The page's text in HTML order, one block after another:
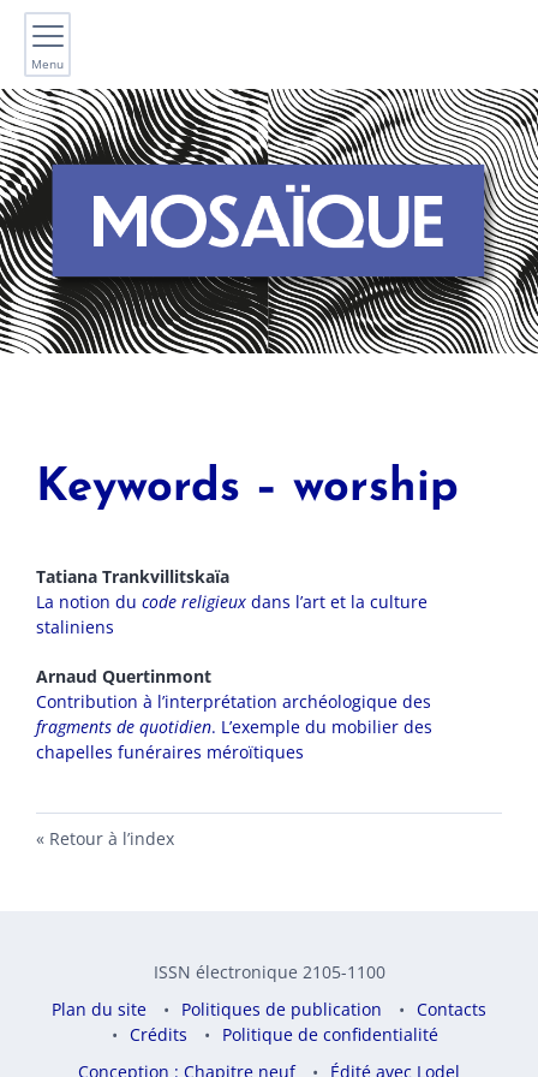
Menu
Keywords – worship
Tatiana Trankvillitskaïa
La notion du code religieux dans l’art et la culture
staliniens
Arnaud Quertinmont
Contribution à l’interprétation archéologique des
fragments de quotidien. L’exemple du mobilier des
chapelles funéraires méroïtiques
Retour à l’index
ISSN électronique 2105-1100
Plan du site
Politiques de publication
Contacts
Crédits
Politique de confidentialité
Conception : Chapitre neuf
Édité avec Lodel